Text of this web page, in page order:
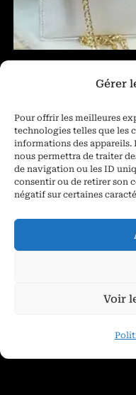
Gérer
Pour offrir les meilleures
technologies telles que les
informations des appareils.
nous permettra de traiter
de navigation ou les ID
consentir ou de retirer son
négatif sur certaines
Voir